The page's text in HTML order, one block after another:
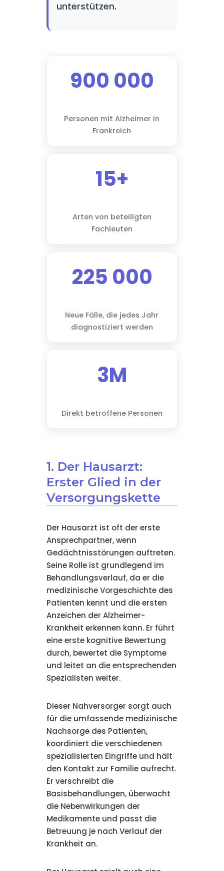
unterstützen.
900 000
Personen mit Alzheimer in
Frankreich
15+
Arten von beteiligten
Fachleuten
225 000
Neue Fälle, die jedes Jahr
diagnostiziert werden
3M
Direkt betroffene Personen
1. Der Hausarzt:
Erster Glied in der
Versorgungskette
Der Hausarzt ist oft der erste
Ansprechpartner, wenn
Gedächtnisstörungen auftreten.
Seine Rolle ist grundlegend im
Behandlungsverlauf, da er die
medizinische Vorgeschichte des
Patienten kennt und die ersten
Anzeichen der Alzheimer-
Krankheit erkennen kann. Er führt
eine erste kognitive Bewertung
durch, bewertet die Symptome
und leitet an die entsprechenden
Spezialisten weiter.
Dieser Nahversorger sorgt auch
für die umfassende medizinische
Nachsorge des Patienten,
koordiniert die verschiedenen
spezialisierten Eingriffe und hält
den Kontakt zur Familie aufrecht.
Er verschreibt die
Basisbehandlungen, überwacht
die Nebenwirkungen der
Medikamente und passt die
Betreuung je nach Verlauf der
Krankheit an.